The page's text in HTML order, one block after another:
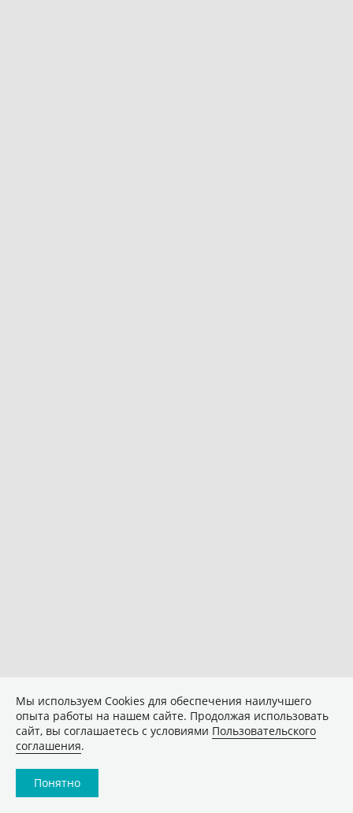
Мы используем Сookies для обеспечения наилучшего
опыта работы на нашем сайте. Продолжая использовать
сайт, вы соглашаетесь с условиями Пользовательского
соглашения.
Понятно